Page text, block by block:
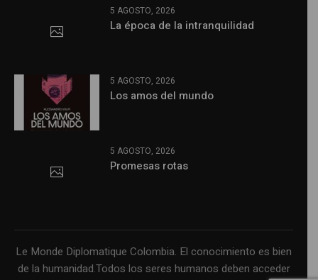
5 AGOSTO, 2026
La época de la intranquilidad
5 AGOSTO, 2026
Los amos del mundo
5 AGOSTO, 2026
Promesas rotas
Le Monde Diplomatique Colombia. El conocimiento es bien
de la humanidad.Todos los seres humanos deben acceder